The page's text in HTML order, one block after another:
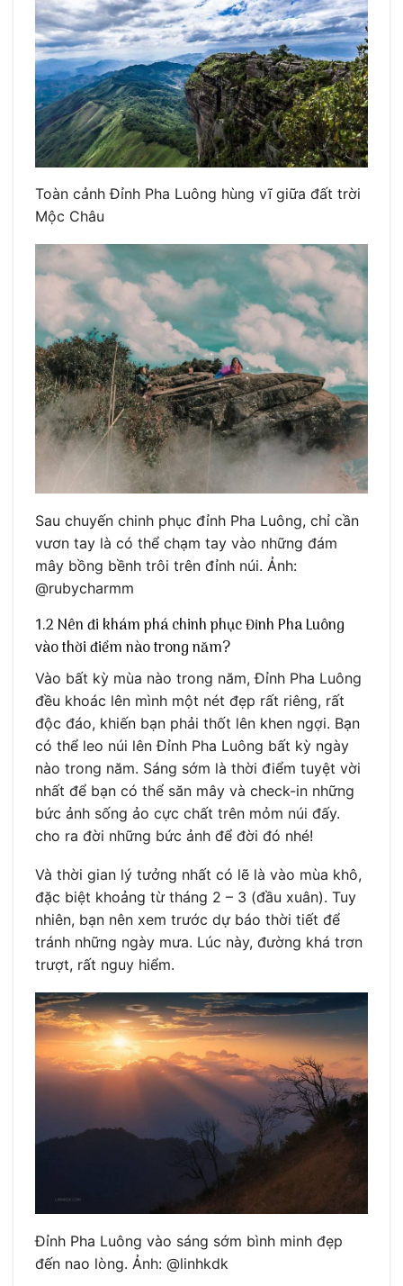
Toàn cảnh Đỉnh Pha Luông hùng vĩ giữa đất trời
Mộc Châu
Sau chuyến chinh phục đỉnh Pha Luông, chỉ cần
vươn tay là có thể chạm tay vào những đám
mây bồng bềnh trôi trên đỉnh núi. Ảnh:
@rubycharmm
1.2 Nên đi khám phá chinh phục Đỉnh Pha Luông
vào thời điểm nào trong năm?
Vào bất kỳ mùa nào trong năm, Đỉnh Pha Luông
đều khoác lên mình một nét đẹp rất riêng, rất
độc đáo, khiến bạn phải thốt lên khen ngợi. Bạn
có thể leo núi lên Đỉnh Pha Luông bất kỳ ngày
nào trong năm. Sáng sớm là thời điểm tuyệt vời
nhất để bạn có thể săn mây và check-in những
bức ảnh sống ảo cực chất trên mỏm núi đấy.
cho ra đời những bức ảnh để đời đó nhé!
Và thời gian lý tưởng nhất có lẽ là vào mùa khô,
đặc biệt khoảng từ tháng 2 – 3 (đầu xuân). Tuy
nhiên, bạn nên xem trước dự báo thời tiết để
tránh những ngày mưa. Lúc này, đường khá trơn
trượt, rất nguy hiểm.
Đỉnh Pha Luông vào sáng sớm bình minh đẹp
đến nao lòng. Ảnh: @linhkdk